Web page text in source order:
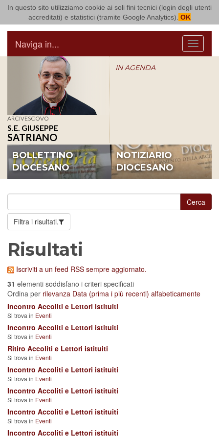
In questo sito utilizziamo cookie ai soli fini tecnici (login degli utenti
accreditati) e statistici (tramite Google Analytics). OK
Arcidiocesi di Bari Bitonto
Menu
Naviga in...
ARCIVESCOVO
S.E. GIUSEPPE
SATRIANO
IN AGENDA
BOLLETTINO
DIOCESANO
NOTIZIARIO
DIOCESANO
Filtra i risultati.
Risultati
Iscriviti a un feed RSS sempre aggiornato.
31 elementi soddisfano i criteri specificati
Ordina per rilevanza Data (prima i più recenti) alfabeticamente
Incontro Accoliti e Lettori istituiti
Si trova in Eventi
Incontro Accoliti e Lettori istituiti
Si trova in Eventi
Ritiro Accoliti e Lettori istituiti
Si trova in Eventi
Incontro Accoliti e Lettori istituiti
Si trova in Eventi
Incontro Accoliti e Lettori istituiti
Si trova in Eventi
Incontro Accoliti e Lettori istituiti
Si trova in Eventi
Incontro Accoliti e Lettori istituiti